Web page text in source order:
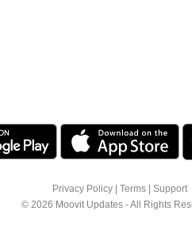
Privacy Policy Terms
Support
© 2026 Moovit Updates - All Rights